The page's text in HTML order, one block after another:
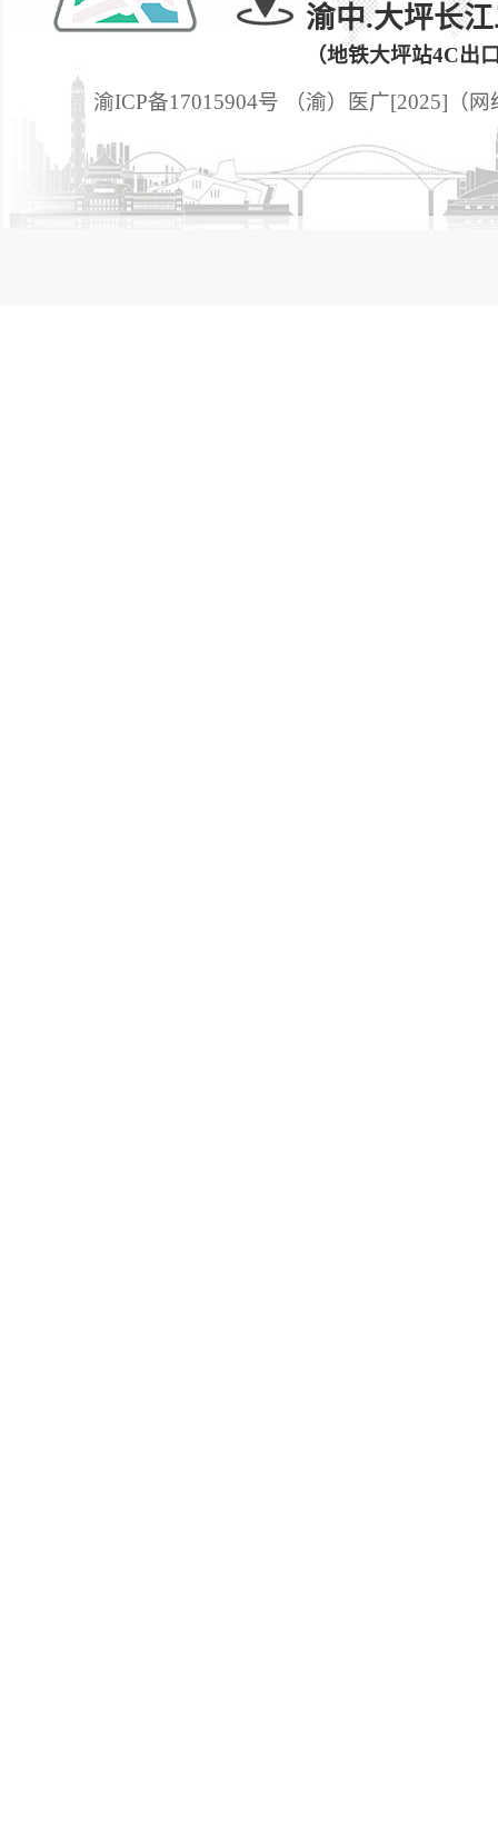
渝中.大坪长
（地铁大坪站4C出
渝ICP备17015904号 （渝）医广[2025]（网